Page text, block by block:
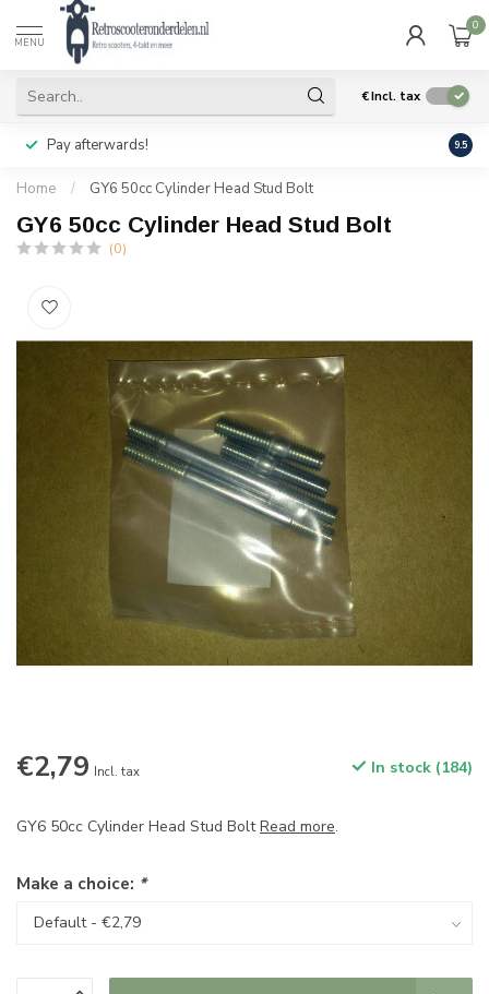
MENU
0
€Incl. tax
Pay afterwards! Geen
9.5
Home / GY6 50cc Cylinder Head Stud Bolt
GY6 50cc Cylinder Head Stud Bolt
(0)
€2,79 Incl. tax In stock (184)
GY6 50cc Cylinder Head Stud BoltRead more.
Make a choice: *